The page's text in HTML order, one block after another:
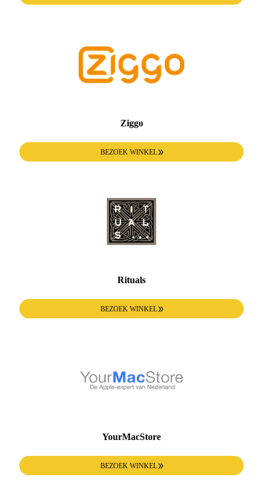
Ziggo
BEZOEK WINKEL
Rituals
BEZOEK WINKEL
YourMacStore
BEZOEK WINKEL